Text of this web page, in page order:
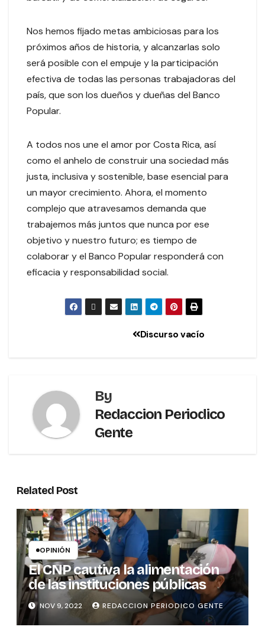
Nos hemos fijado metas ambiciosas para los
próximos años de historia, y alcanzarlas solo
será posible con el empuje y la participación
efectiva de todas las personas trabajadoras del
país, que son los dueños y dueñas del Banco
Popular.
A todos nos une el amor por Costa Rica, así
como el anhelo de construir una sociedad más
justa, inclusiva y sostenible, base esencial para
un mayor crecimiento. Ahora, el momento
complejo que atravesamos demanda que
trabajemos más juntos que nunca por ese
objetivo y nuestro futuro; es tiempo de
colaborar y el Banco Popular responderá con
eficacia y responsabilidad social.
Discurso vacío
By
Redaccion Periodico
Gente
Related Post
OPINIÓN
El CNP cautiva la alimentación
de las instituciones públicas
NOV 9, 2022 REDACCION PERIODICO GENTE